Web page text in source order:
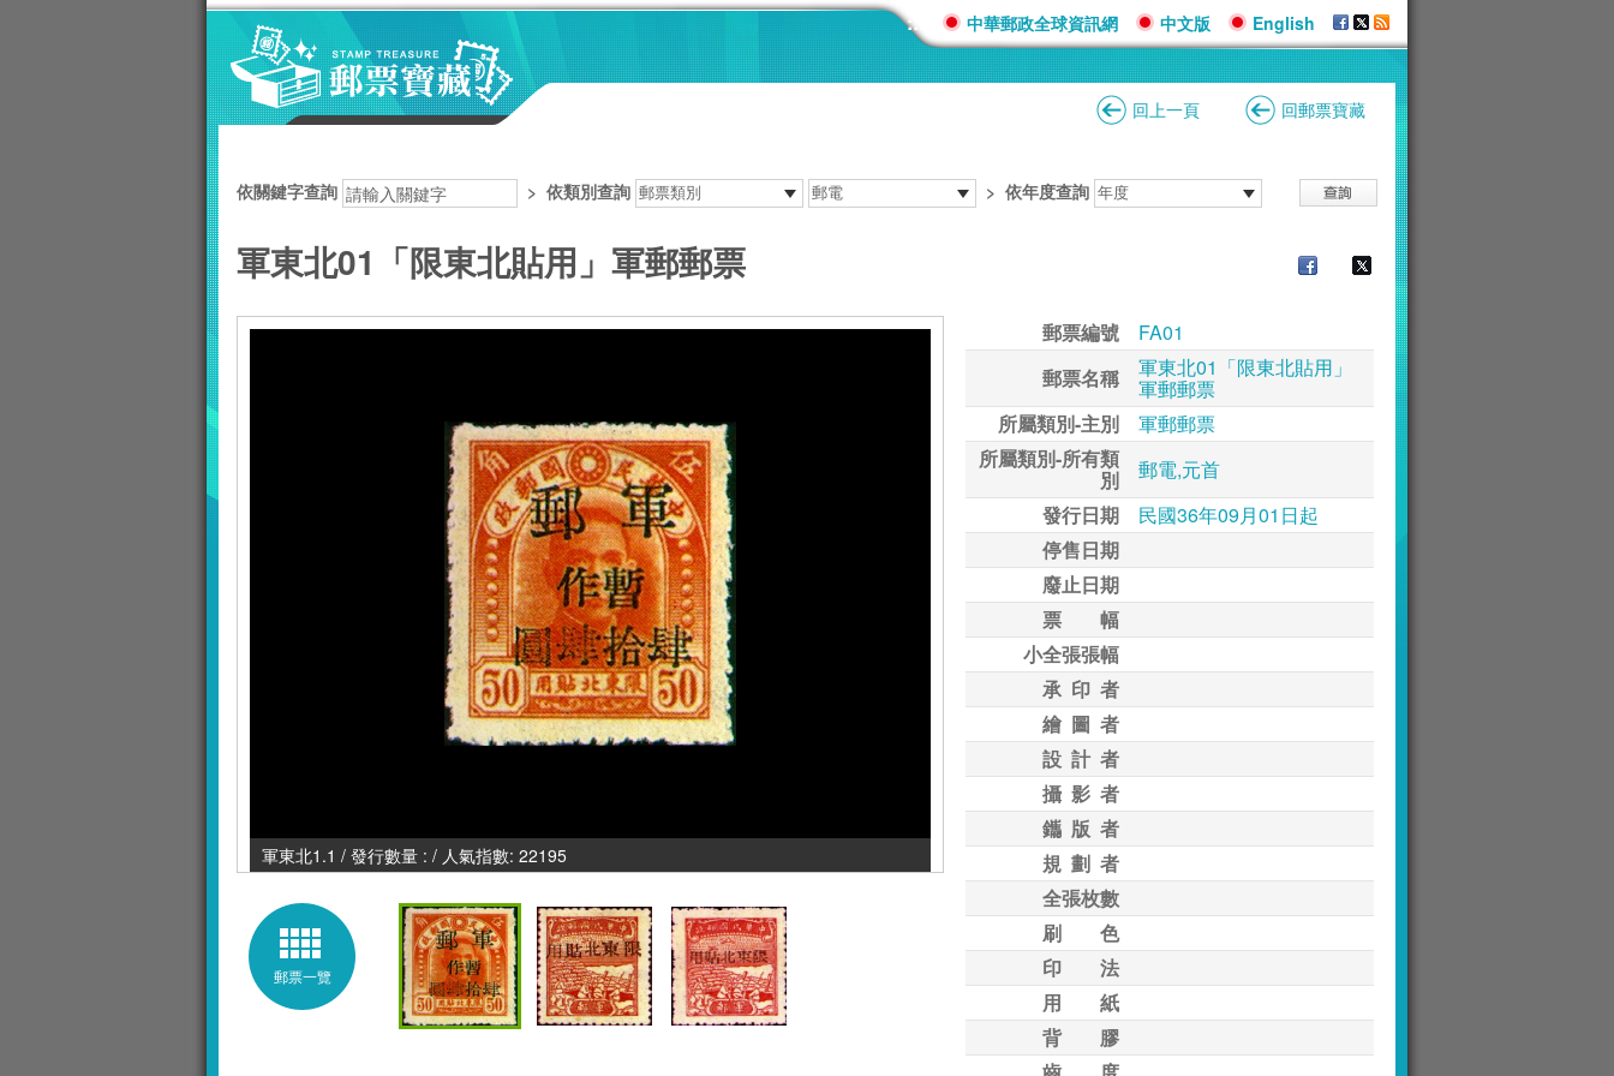
::: 中華郵政全球資訊網 中文版 English
回上一頁 回郵票寶藏
依關鍵字查詢 > 依類別查詢 > 依年度查詢
軍東北01「限東北貼用」軍郵郵票
軍東北1.1 / 發行數量 : / 人氣指數: 22195
郵票一覽
郵票編號
FA01
郵票名稱
軍東北01「限東北貼用」
軍郵郵票
所屬類別-主別
軍郵郵票
所屬類別-所有類
別
郵電,元首
發行日期
民國36年09月01日起
停售日期
廢止日期
票 幅
小全張張幅
承 印 者
繪 圖 者
設 計 者
攝 影 者
鑴 版 者
規 劃 者
全張枚數
刷 色
印 法
用 紙
背 膠